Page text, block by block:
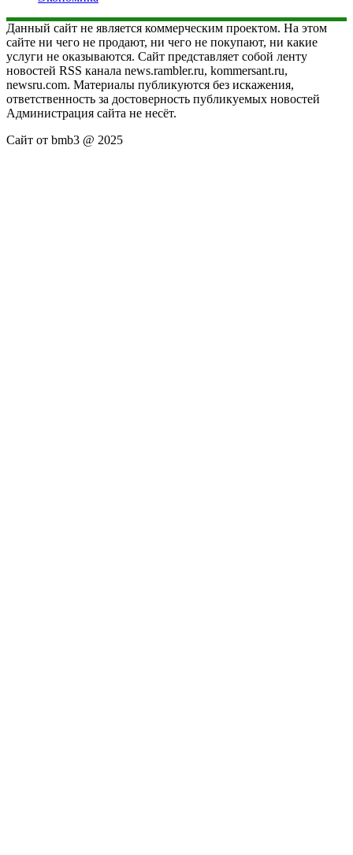
Данный сайт не является коммерческим проектом. На этом
сайте ни чего не продают, ни чего не покупают, ни какие
услуги не оказываются. Сайт представляет собой ленту
новостей RSS канала news.rambler.ru, kommersant.ru,
newsru.com. Материалы публикуются без искажения,
ответственность за достоверность публикуемых новостей
Администрация сайта не несёт.
Сайт от bmb3 @ 2025